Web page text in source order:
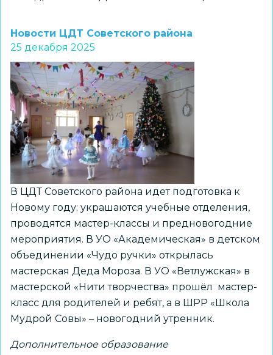
проверили
свои
силы
и
знания
в
межэкипажных
соревнованиях
Новости ЦДТ Советского района
25 декабря 2025
В ЦДТ Советского района идет подготовка к
Новому году: украшаются учебные отделения,
проводятся мастер-классы и предновогодние
мероприятия. В УО «Академическая» в детском
объединении «Чудо ручки» открылась
мастерская Деда Мороза. В УО «Ветлужская» в
мастерской «Нити творчества» прошёл мастер-
класс для родителей и ребят, а в ШРР «Школа
Мудрой Совы» – новогодний утренник.
Дополнительное образование